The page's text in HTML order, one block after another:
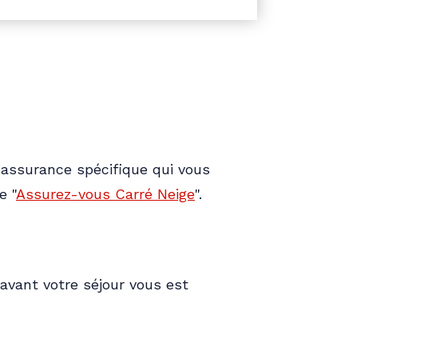
spécifique qui vous
"Assurez-vous Carré Neige".
votre séjour vous est